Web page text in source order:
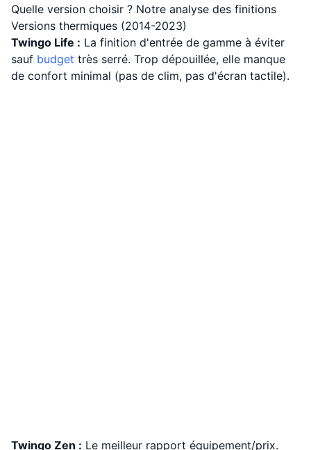
Quelle version choisir ? Notre analyse des finitions
Versions thermiques (2014-2023)
Twingo Life : La finition d'entrée de gamme à éviter
sauf budget très serré. Trop dépouillée, elle manque
de confort minimal (pas de clim, pas d'écran tactile).
Twingo Zen : Le meilleur rapport équipement/prix.